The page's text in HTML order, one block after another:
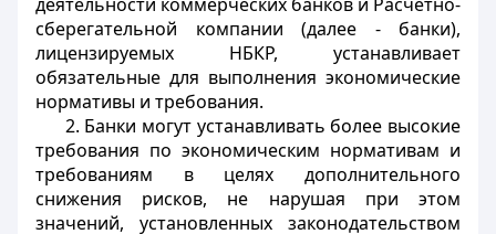
сберегательной компании (далее - банки),
лицензируемых НБКР, устанавливает
обязательные для выполнения экономические
нормативы и требования.
2. Банки могут устанавливать более высокие
требования по экономическим нормативам и
требованиям в целях дополнительного
снижения рисков, не нарушая при этом
значений, установленных законодательством